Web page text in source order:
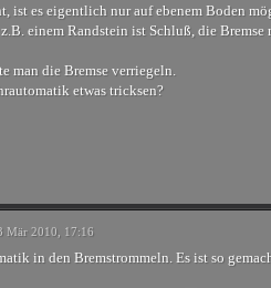
ist es eigentlich nur auf ebenem Boden
einem Randstein ist Schluß, die Bremse
man die Bremse verriegeln.
etwas tricksen?
Mär 2010, 17:16
in den Bremstrommeln. Es ist so